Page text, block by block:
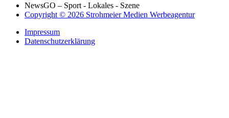
NewsGO – Sport - Lokales - Szene
Copyright © 2026 Strohmeier Medien Werbeagentur
Impressum
Datenschutzerklärung